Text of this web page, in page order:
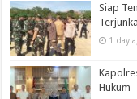
Siap
1 day
Hukum